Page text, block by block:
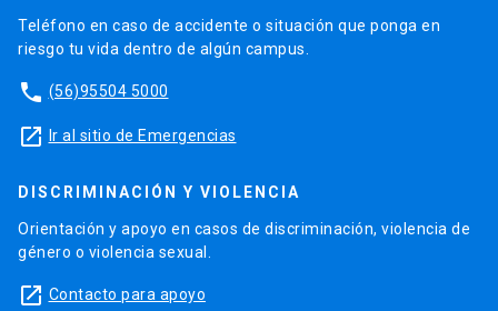
Teléfono en caso de accidente o situación que ponga en
riesgo tu vida dentro de algún campus.
phone (56)95504 5000
launch Ir al sitio de Emergencias
DISCRIMINACIÓN Y VIOLENCIA
Orientación y apoyo en casos de discriminación, violencia de
género o violencia sexual.
launch Contacto para apoyo